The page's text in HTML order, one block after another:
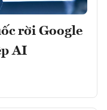
rời Google
AI